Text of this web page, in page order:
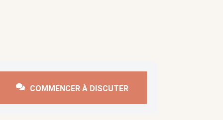
COMMENCER À DISCUTER